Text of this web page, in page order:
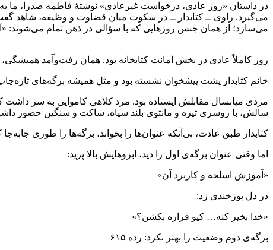
در داستان «روز عادی، درخواست غیرعادی» نوشتهٔ فاطمه صدرا، ما
می‌گیرد. راوی ــ کتابدار ــ در سکوت میان قضاوت و وظیفه، شاهد
می‌سازد؛ از همان جنس روزهایی که با سؤالی در ذهن تمام می‌شوند:
روز کاملاً عادی‌ در بخش امانت کتابخانه بود. همان رفت‌وآمد
خانم کتابدار پشت پیشخوان نشسته بود و مثل همیشه برگه‌های
مردی میانسال مقابلش ایستاده بود. مرد کلاهی کاموایی به سر
سالش، با روسری تیره و مانتوی بلند سیاه، ساکت و سنگین حضور
کتابدار طبق عادت، بی‌آنکه عنوان‌ها را بخواند، برگه‌ها را طورى
اما وقتی عنوان برگه‌ی اول را دید، ابروهایش بالا پرید:
«آموزش اسلحه و کاربرد آن»
در دل پوزخندی زد:
«خدا بخیر کنه… کیو قراره بکشن؟»
برگه‌ی دوم وضعیت را بهتر نکرد: رده ۶۱۵